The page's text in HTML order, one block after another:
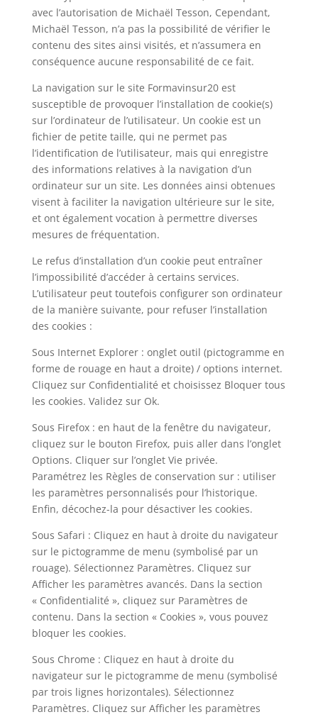
avec l’autorisation de Michaël Tesson, Cependant,
Michaël Tesson, n’a pas la possibilité de vérifier le
contenu des sites ainsi visités, et n’assumera en
conséquence aucune responsabilité de ce fait.
La navigation sur le site Formavinsur20 est
susceptible de provoquer l’installation de cookie(s)
sur l’ordinateur de l’utilisateur. Un cookie est un
fichier de petite taille, qui ne permet pas
l’identification de l’utilisateur, mais qui enregistre
des informations relatives à la navigation d’un
ordinateur sur un site. Les données ainsi obtenues
visent à faciliter la navigation ultérieure sur le site,
et ont également vocation à permettre diverses
mesures de fréquentation.
Le refus d’installation d’un cookie peut entraîner
l’impossibilité d’accéder à certains services.
L’utilisateur peut toutefois configurer son ordinateur
de la manière suivante, pour refuser l’installation
des cookies :
Sous Internet Explorer : onglet outil (pictogramme en
forme de rouage en haut a droite) / options internet.
Cliquez sur Confidentialité et choisissez Bloquer tous
les cookies. Validez sur Ok.
Sous Firefox : en haut de la fenêtre du navigateur,
cliquez sur le bouton Firefox, puis aller dans l’onglet
Options. Cliquer sur l’onglet Vie privée.
Paramétrez les Règles de conservation sur : utiliser
les paramètres personnalisés pour l’historique.
Enfin, décochez-la pour désactiver les cookies.
Sous Safari : Cliquez en haut à droite du navigateur
sur le pictogramme de menu (symbolisé par un
rouage). Sélectionnez Paramètres. Cliquez sur
Afficher les paramètres avancés. Dans la section
« Confidentialité », cliquez sur Paramètres de
contenu. Dans la section « Cookies », vous pouvez
bloquer les cookies.
Sous Chrome : Cliquez en haut à droite du
navigateur sur le pictogramme de menu (symbolisé
par trois lignes horizontales). Sélectionnez
Paramètres. Cliquez sur Afficher les paramètres